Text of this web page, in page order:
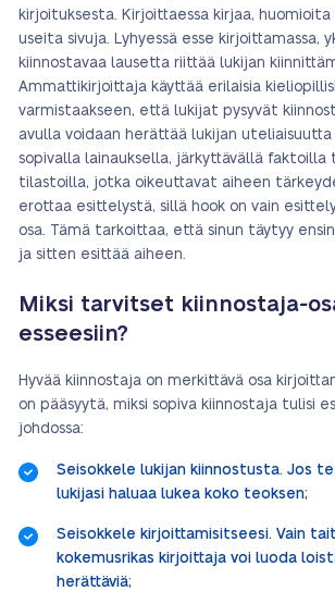
kirjoituksesta. Kirjoittaessa kirjaa,
useita sivuja. Lyhyessä esse kirjoittamassa,
kiinnostavaa lausetta riittää lukijan
Ammattikirjoittaja käyttää erilaisia
varmistaakseen, että lukijat pysyvät
avulla voidaan herättää lukijan uteliaisuutta
sopivalla lainauksella, järkyttävällä faktoilla
tilastoilla, jotka oikeuttavat aiheen
erottaa esittelystä, sillä hook on vain
osa. Tämä tarkoittaa, että sinun täytyy
ja sitten esittää aiheen.
Miksi tarvitset kiinnostaja-
esseesiin?
Hyvää kiinnostaja on merkittävä osa
on pääsyytä, miksi sopiva kiinnostaja tulisi
johdossa:
Seisokkele lukijan kiinnostusta. Jos
lukijasi haluaa lukea koko teoksen;
Seisokkele kirjoittamisitseesi. Vain
kokemusrikas kirjoittaja voi luoda
herättäviä;